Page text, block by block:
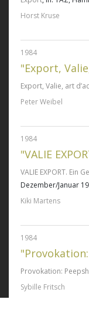
Horst Kruse
1984
"Export,
Export, Valie, art
Peter Weibel
1984
"VALIE
VALIE EXPORT. Ein
Dezember/Januar
Kiki Martens
1984
Provokation:
Sybille Fritsch